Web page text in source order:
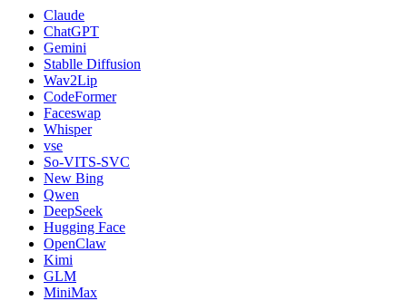
Claude
ChatGPT
Gemini
Stablle Diffusion
Wav2Lip
CodeFormer
Faceswap
Whisper
vse
So-VITS-SVC
New Bing
Qwen
DeepSeek
Hugging Face
OpenClaw
Kimi
GLM
MiniMax